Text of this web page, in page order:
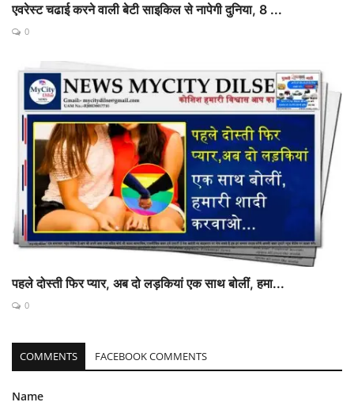
एवरेस्ट चढाई करने वाली बेटी साइकिल से नापेगी दुनिया, 8 ...
0
पहले दोस्ती फिर प्यार, अब दो लड़कियां एक साथ बोलीं, हमा...
0
COMMENTS FACEBOOK COMMENTS
Name